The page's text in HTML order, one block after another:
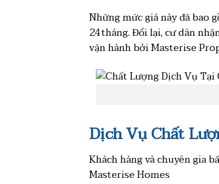
Những mức giá này đã bao
24 tháng. Đổi lại, cư dân
vận hành bởi Masterise
Dịch Vụ Chất
Khách hàng và chuyên gia
Masterise Homes